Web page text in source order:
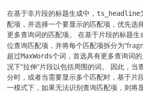
在基于非片段的标题生成中， ts_headline
配项，并选择一个要显示的匹配项，优先选
更多查询词的匹配项。 在基于片段的标题生
位查询匹配项，并将每个匹配项拆分为“
超过MaxWords个词，首选具有更多查询词
况下“拉伸”片段以包括周围的词。 因此，当
分时，或者当需要显示多个匹配时，基于片
一模式下，如果无法识别查询匹配项，则将